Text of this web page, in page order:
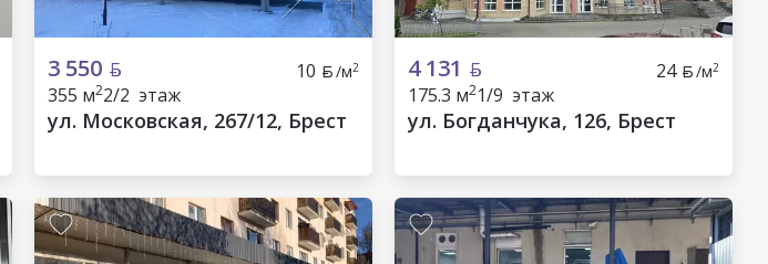
3 550 10 /м2
355 м22/2 этаж
ул. Московская, 267/12, Брест
4 131 24 /м2
175.3 м21/9 этаж
ул. Богданчука, 126, Брест